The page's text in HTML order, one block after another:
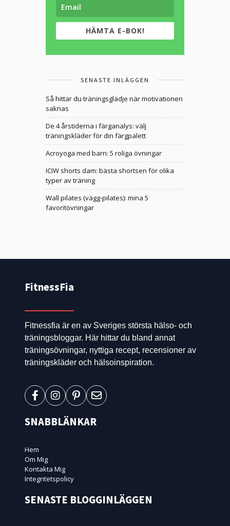
HÄMTA E-BOK!
SENASTE INLÄGGEN
Så hittar du träningsglädje när motivationen
saknas
De 4 årstiderna i färganalys: välj
träningskläder för din färgpalett
Acroyoga med barn: 5 roliga övningar
ICIW shorts dam: bästa shortsen för olika
typer av träning
Wall pilates (vägg-pilates): mina 5
favoritövningar
FitnessFia
Fitnessfia är en av Sveriges största hälso- och
träningsbloggar. Här hittar du bland annat
träningsövningar, nyttiga recept, recensioner av
träningskläder och hälsoinspiration.
SNABBLÄNKAR
Hem
Om Mig
Kontakta Mig
Integritetspolicy
SENASTE BLOGGINLÄGGEN